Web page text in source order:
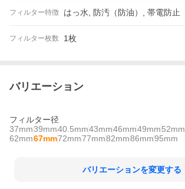
フィルター特徴 はっ水, 防汚（防油）, 帯電防止
フィルター枚数 1枚
バリエーション
フィルター径
37mm39mm40.5mm43mm46mm49mm52mm
62mm67mm72mm77mm82mm86mm95mm
バリエーションを変更する